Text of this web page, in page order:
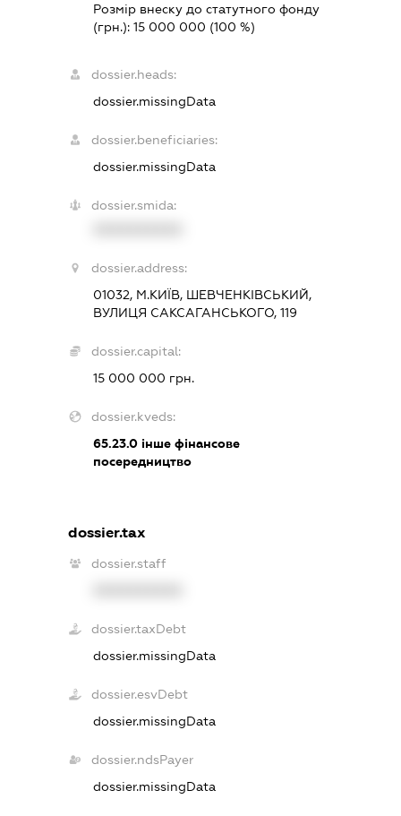
Розмір внеску до статутного фонду
(грн.):15 000 000 (100 %)
dossier.heads:
dossier.missingData
dossier.beneficiaries:
dossier.missingData
dossier.smida:
dossier.address:
01032, М.КИЇВ, ШЕВЧЕНКІВСЬКИЙ,
ВУЛИЦЯ САКСАГАНСЬКОГО, 119
dossier.capital:
15 000 000 грн.
dossier.kveds:
65.23.0 інше фінансове
посередництво
dossier.tax
dossier.staff
dossier.taxDebt
dossier.missingData
dossier.esvDebt
dossier.missingData
dossier.ndsPayer
dossier.missingData